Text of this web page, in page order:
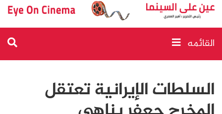
القائمه
السلطات الإيرانية تعتقل